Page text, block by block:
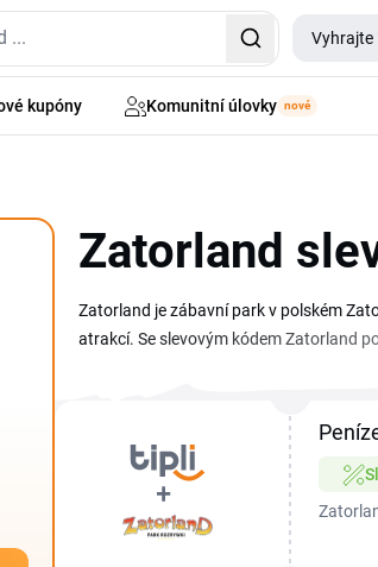
Vyhrajte
kupóny Komunitní úlovky nové
Zatorland
Zatorland je zábavní park v polském
atrakcí. Se slevovým kódem Zatorland